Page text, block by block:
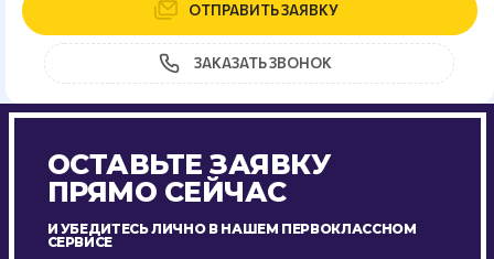
ОТПРАВИТЬ ЗАЯВКУ
ЗАКАЗАТЬ ЗВОНОК
ОСТАВЬТЕ ЗАЯВКУ
ПРЯМО СЕЙЧАС
И УБЕДИТЕСЬ ЛИЧНО В НАШЕМ ПЕРВОКЛАССНОМ
СЕРВИСЕ